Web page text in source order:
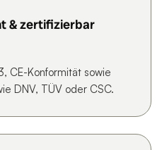
& zertifizierbar
CE-Konformität sowie
DNV, TÜV oder CSC.